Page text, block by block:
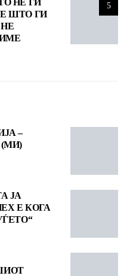
5
ШТО ГИ
–
ЈА
Е КОГА